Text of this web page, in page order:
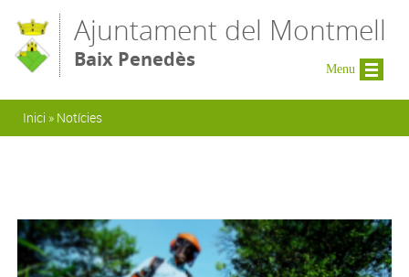
Ajuntament del Montmell
Baix Penedès
Esteu aquí
Inici » Notícies
Menu